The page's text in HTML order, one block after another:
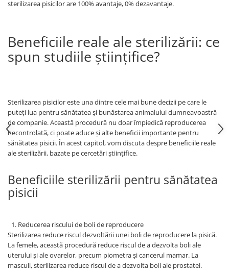
sterilizarea pisicilor are 100% avantaje, 0% dezavantaje.
Beneficiile reale ale sterilizării: ce
spun studiile științifice?
Sterilizarea pisicilor este una dintre cele mai bune decizii pe care le
puteți lua pentru sănătatea și bunăstarea animalului dumneavoastră
de companie. Această procedură nu doar împiedică reproducerea
necontrolată, ci poate aduce și alte beneficii importante pentru
sănătatea pisicii. În acest capitol, vom discuta despre beneficiile reale
ale sterilizării, bazate pe cercetări științifice.
Beneficiile sterilizării pentru sănătatea
pisicii
Reducerea riscului de boli de reproducere
Sterilizarea reduce riscul dezvoltării unei boli de reproducere la pisică.
La femele, această procedură reduce riscul de a dezvolta boli ale
uterului și ale ovarelor, precum piometra și cancerul mamar. La
masculi, sterilizarea reduce riscul de a dezvolta boli ale prostatei.